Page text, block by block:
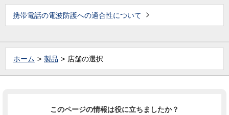
携帯電話の電波防護への適合性について
ホーム 製品 店舗の選択
このページの情報は役に立ちましたか？